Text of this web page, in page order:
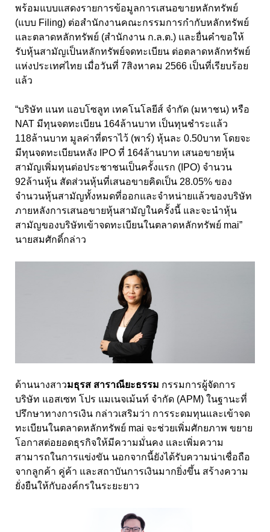
พร้อมแบบแสดงรายการข้อมูลการเสนอขายหลักทรัพย์
(แบบ Filing) ต่อสำนักงานคณะกรรมการกำกับหลักทรัพย์
และตลาดหลักทรัพย์ (สำนักงาน ก.ล.ต.) และยื่นคำขอให้
รับหุ้นสามัญเป็นหลักทรัพย์จดทะเบียน ต่อตลาดหลักทรัพย์
แห่งประเทศไทย เมื่อวันที่ 7สิงหาคม 2566 เป็นที่เรียบร้อย
แล้ว
“บริษัท แนท แอบโซลูท เทคโนโลยีส์ จำกัด (มหาชน) หรือ
NAT มีทุนจดทะเบียน 164ล้านบาท เป็นทุนชำระแล้ว
118ล้านบาท มูลค่าที่ตราไว้ (พาร์) หุ้นละ 0.50บาท โดยจะ
มีทุนจดทะเบียนหลัง
IPO ที่ 164ล้านบาท เสนอขายหุ้น
สามัญเพิ่มทุนต่อประชาชนเป็นครั้งแรก (IPO) จำนวน
92ล้านหุ้น สัดส่วนหุ้นที่เสนอขายคิดเป็น 28.05% ของ
จำนวนหุ้นสามัญทั้งหมดที่ออกและจำหน่ายแล้วของบริษัท
ภายหลังการเสนอขายหุ้นสามัญในครั้งนี้ และจะนำหุ้น
สามัญของบริษัทเข้าจดทะเบียนในตลาดหลักทรัพย์ mai”
นายสมศักดิ์กล่าว
ด้านนางสาวมธุรส สาราณียะธรรม กรรมการผู้จัดการ
บริษัท แอสเซท โปร แมเนจเม้นท์ จำกัด (APM) ในฐานะที่
ปรึกษาทางการเงิน กล่าวเสริมว่า การระดมทุนและเข้าจด
ทะเบียนในตลาดหลักทรัพย์ mai จะช่วยเพิ่มศักยภาพ ขยาย
โอกาสต่อยอดธุรกิจให้มีความมั่นคง และเพิ่มความ
สามารถในการแข่งขัน นอกจากนี้ยังได้รับความน่าเชื่อถือ
จากลูกค้า คู่ค้า และสถาบันการเงินมากยิ่งขึ้น สร้างความ
ยั่งยืนให้กับองค์กรในระยะยาว